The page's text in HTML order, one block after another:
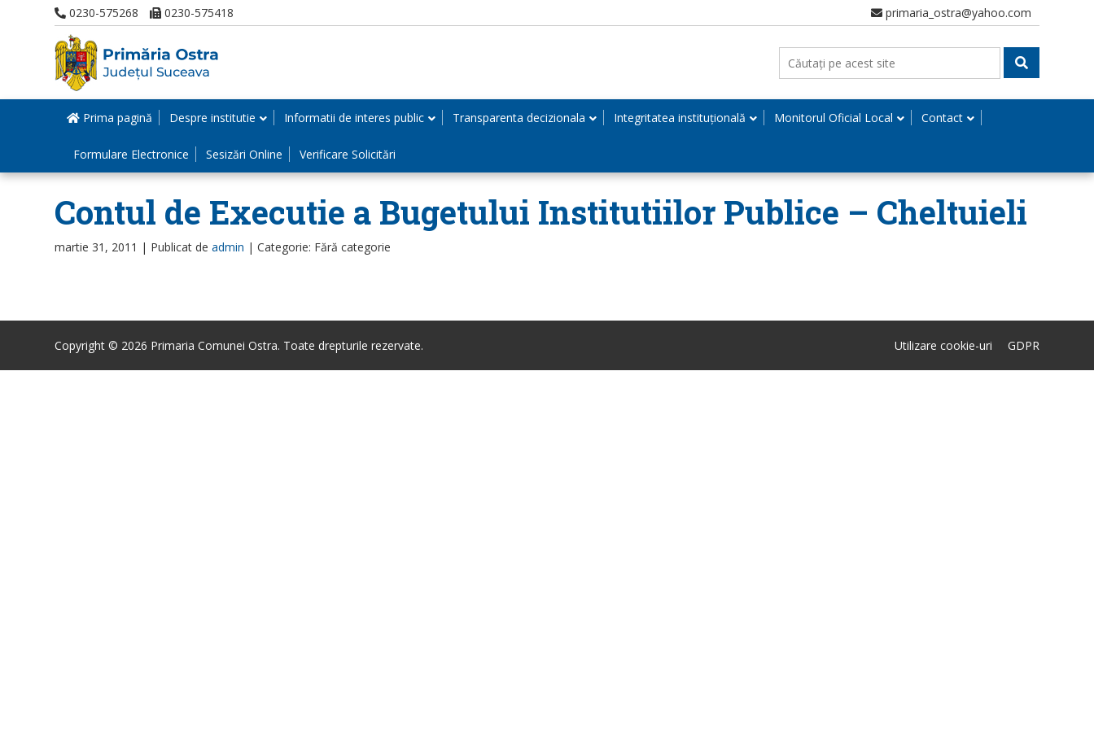
0230-575268 0230-575418 primaria_ostra@yahoo.com
Prima pagină Despre institutie Informatii de interes public Transparenta decizionala Integritatea instituțională Monitorul Oficial Local Contact
Formulare Electronice Sesizări Online Verificare Solicitări
Contul de Executie a Bugetului Institutiilor Publice – Cheltuieli
martie 31, 2011 | Publicat de admin | Categorie: Fără categorie
Copyright © 2026 Primaria Comunei Ostra. Toate drepturile rezervate. Utilizare cookie-uri GDPR